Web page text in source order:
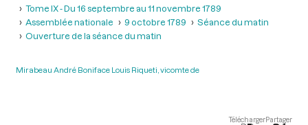
Tome IX - Du 16 septembre au 11 novembre 1789
Assemblée nationale
9 octobre 1789
Séance du matin
Ouverture de la séance du matin
Mirabeau André Boniface Louis Riqueti, vicomte de
TéléchargerPartager